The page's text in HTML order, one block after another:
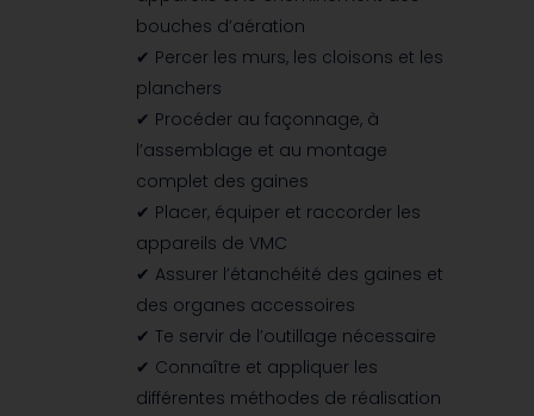
bouches d’aération
✔ Percer les murs, les cloisons et les
planchers
✔ Procéder au façonnage, à
l’assemblage et au montage
complet des gaines
✔ Placer, équiper et raccorder les
appareils de VMC
✔ Assurer l’étanchéité des gaines et
des organes accessoires
✔ Te servir de l’outillage nécessaire
✔ Connaître et appliquer les
différentes méthodes de réalisation